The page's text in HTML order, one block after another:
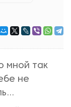
мной так
не